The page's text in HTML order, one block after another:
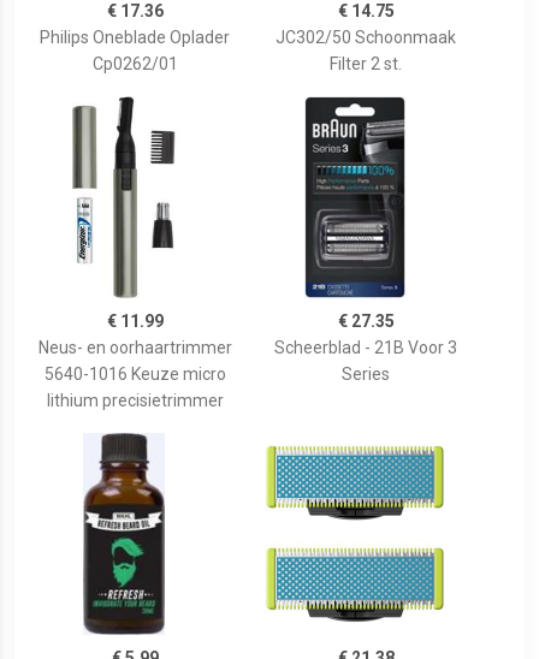
€ 17.36
Philips Oneblade Oplader
Cp0262/01
€ 14.75
JC302/50 Schoonmaak
Filter 2 st.
€ 11.99
Neus- en oorhaartrimmer
5640-1016 Keuze micro
lithium precisietrimmer
€ 27.35
Scheerblad - 21B Voor 3
Series